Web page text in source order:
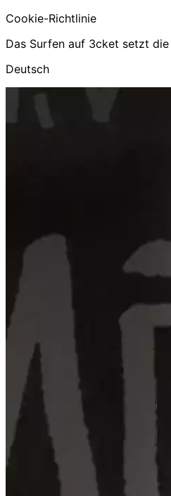
Cookie-Richtlinie
Das Surfen auf 3cket setzt
Deutsch